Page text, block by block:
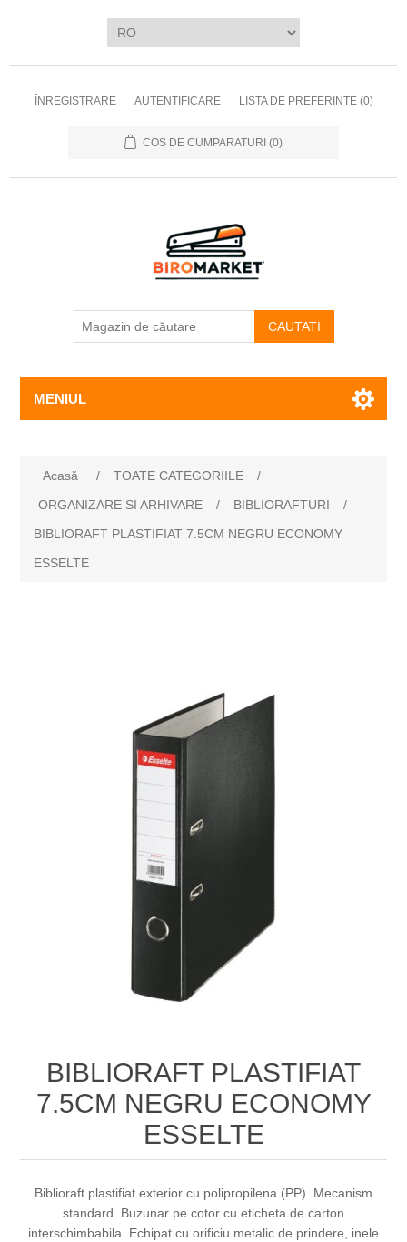
ÎNREGISTRARE AUTENTIFICARE LISTA DE PREFERINTE (0)
COS DE CUMPARATURI (0)
CAUTATI
MENIUL
Acasă / TOATE CATEGORIILE
/
ORGANIZARE SI ARHIVARE
/ BIBLIORAFTURI
/
BIBLIORAFT PLASTIFIAT 7.5CM NEGRU ECONOMY
ESSELTE
BIBLIORAFT PLASTIFIAT
7.5CM NEGRU ECONOMY
ESSELTE
Biblioraft plastifiat exterior cu polipropilena (PP). Mecanism
standard. Buzunar pe cotor cu eticheta de carton
interschimbabila. Echipat cu orificiu metalic de prindere, inele